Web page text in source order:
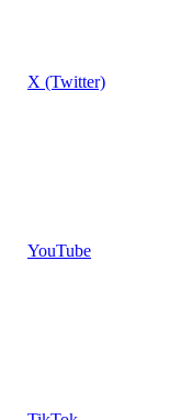
X (Twitter)
YouTube